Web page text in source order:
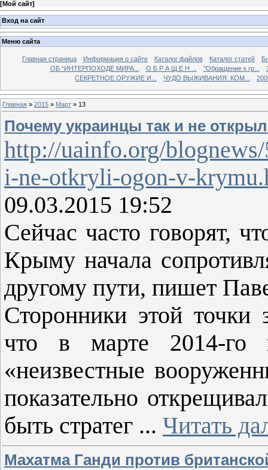
[Мой сайт]
Вход на сайт
Меню сайта
Главная страница Информация о сайте Каталог файлов Каталог статей
ОБ “ИНТЕРПОХОДЕ МИРА...
О Б Р А Щ Е Н ... "Обращение к гр...
СЕКРЕТНОЕ ОРУЖИЕ И...
ЧУДО ВЫЖИВАНИЯ: КОМ...
Главная » 2015 » Март » 13
Почему украинцы так и не
http://uainfo.org/
i-ne-otkryli-ogon-v-
09.03.2015 19:52
Сейчас часто говорят,
Крыму начала
другому пути, пишет
Сторонники этой точки
что в марте 2014-го
«неизвестные
показательно
быть стратег ... Читать
Махатма Ганди против